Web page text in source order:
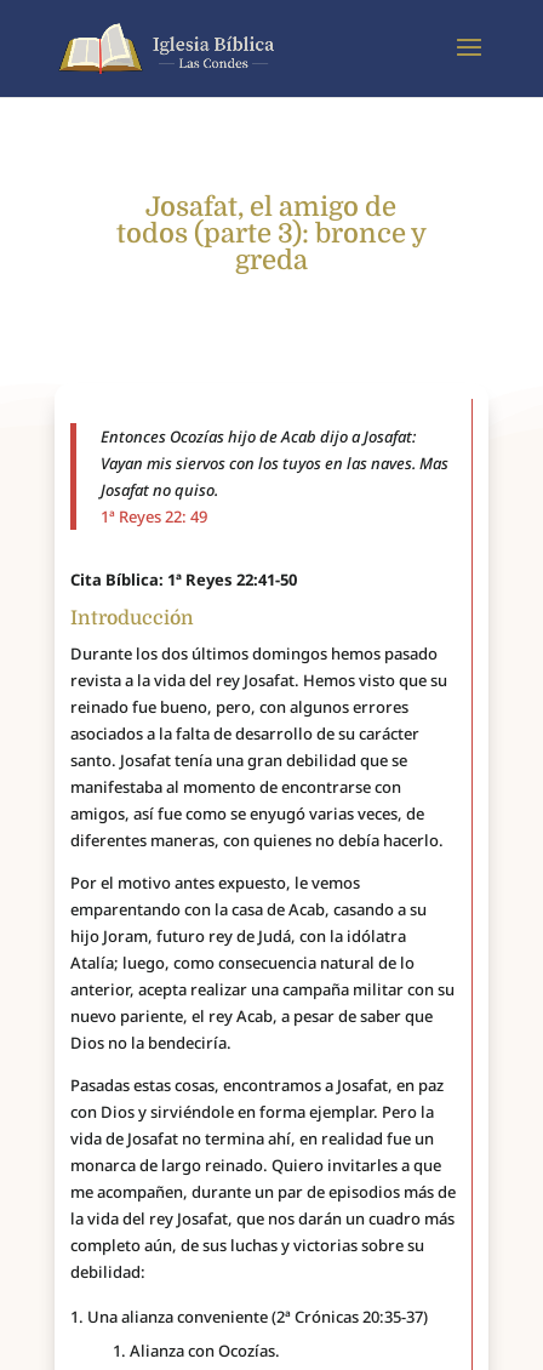
Josafat, el amigo de
todos (parte 3): bronce y
greda
Entonces Ocozías hijo de Acab dijo a Josafat:
Vayan mis siervos con los tuyos en las naves. Mas
Josafat no quiso.
1ª Reyes 22: 49
Cita Bíblica: 1ª Reyes 22:41-50
Introducción
Durante los dos últimos domingos hemos pasado
revista a la vida del rey Josafat. Hemos visto que su
reinado fue bueno, pero, con algunos errores
asociados a la falta de desarrollo de su carácter
santo. Josafat tenía una gran debilidad que se
manifestaba al momento de encontrarse con
amigos, así fue como se enyugó varias veces, de
diferentes maneras, con quienes no debía hacerlo.
Por el motivo antes expuesto, le vemos
emparentando con la casa de Acab, casando a su
hijo Joram, futuro rey de Judá, con la idólatra
Atalía; luego, como consecuencia natural de lo
anterior, acepta realizar una campaña militar con su
nuevo pariente, el rey Acab, a pesar de saber que
Dios no la bendeciría.
Pasadas estas cosas, encontramos a Josafat, en paz
con Dios y sirviéndole en forma ejemplar. Pero la
vida de Josafat no termina ahí, en realidad fue un
monarca de largo reinado. Quiero invitarles a que
me acompañen, durante un par de episodios más de
la vida del rey Josafat, que nos darán un cuadro más
completo aún, de sus luchas y victorias sobre su
debilidad:
Una alianza conveniente (2ª Crónicas 20:35-37)
Alianza con Ocozías.